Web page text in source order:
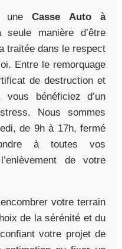
uneCasse Auto à
manière d’être
traitée dans le respect
Entre le remorquage
de destruction et
bénéficiez d’un
Nous sommes
de 9h à 17h, fermé
à toutes vos
de votre
votre terrain
de la sérénité et du
votre projet de